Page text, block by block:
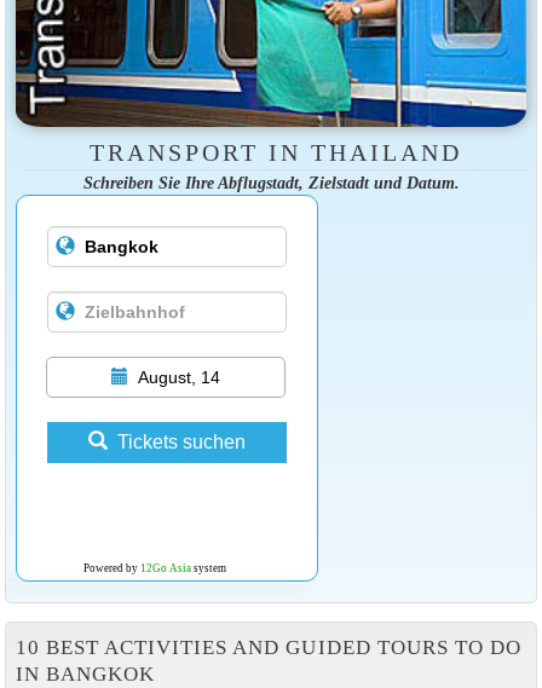
TRANSPORT IN THAILAND
Schreiben Sie Ihre Abflugstadt, Zielstadt und Datum.
August, 14
Tickets suchen
Powered by 12Go Asiasystem
10 BEST ACTIVITIES AND GUIDED TOURS TO DO
IN BANGKOK